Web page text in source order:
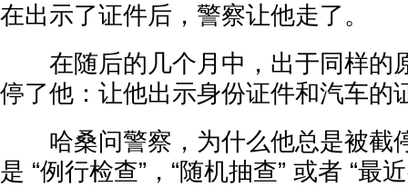
在出示了证件后，警察让他走了。
在随后的几个月中，出于同样的
停了他：让他出示身份证件和汽车的
哈桑问警察，为什么他总是被截
是 “例行检查”，“随机抽查” 或者 “最